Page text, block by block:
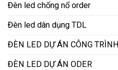
Đèn led chống nổ order
Đèn led dân dụng TDL
ĐÈN LED DỰ ÁN CÔNG TRÌNH
ĐÈN LED DỰ ÁN ODER